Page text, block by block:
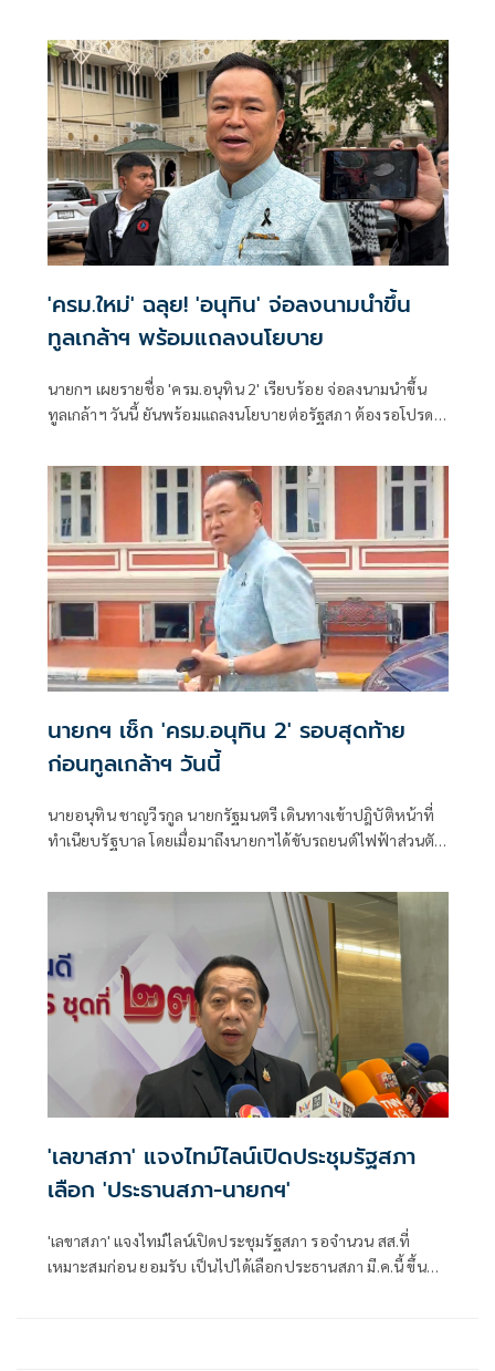
'ครม.ใหม่' ฉลุย! 'อนุทิน' จ่อลงนามนำขึ้น
ทูลเกล้าฯ พร้อมแถลงนโยบาย
นายกฯ เผยรายชื่อ 'ครม.อนุทิน 2' เรียบร้อย จ่อลงนามนำขึ้น
ทูลเกล้าฯ วันนี้ ยันพร้อมแถลงนโยบายต่อรัฐสภา ต้องรอโปรด
นายกฯ เช็ก 'ครม.อนุทิน 2' รอบสุดท้าย
ก่อนทูลเกล้าฯ วันนี้
นายอนุทิน ชาญวีรกูล นายกรัฐมนตรี เดินทางเข้าปฎิบัติหน้าที่
ทำเนียบรัฐบาล โดยเมื่อมาถึงนายกฯได้ขับรถยนต์ไฟฟ้าส่วนตัว
กับหน่วยงานที่เกี่ยวข้อง
'เลขาสภา' แจงไทม์ไลน์เปิดประชุมรัฐสภา
เลือก 'ประธานสภา-นายกฯ'
'เลขาสภา' แจงไทม์ไลน์เปิดประชุมรัฐสภา รอจำนวน สส.ที่
เหมาะสมก่อน ยอมรับ เป็นไปได้เลือกประธานสภา มี.ค.นี้ ขึ้นอยู่